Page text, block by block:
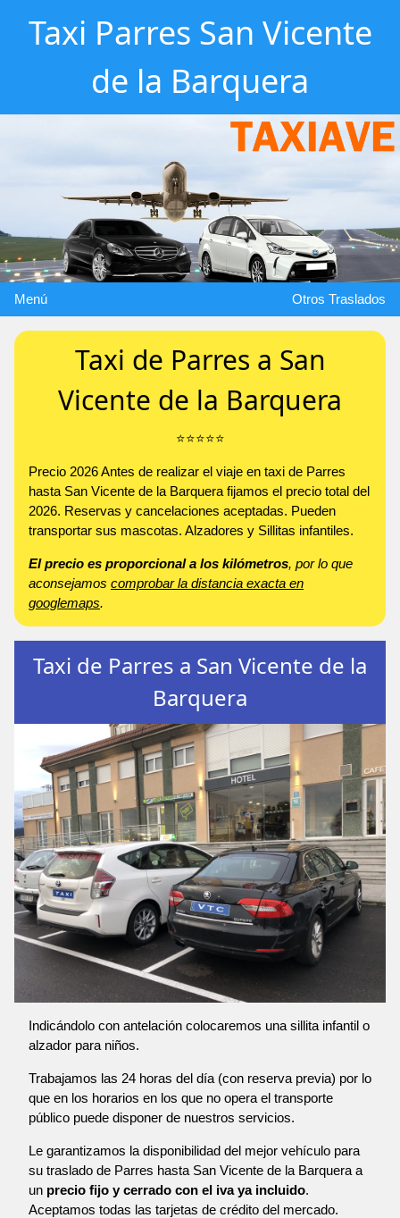
Taxi Parres San Vicente
de la Barquera
Menú Otros Traslados
Taxi de Parres a San
Vicente de la Barquera
⭐️⭐️⭐️⭐️⭐️
Precio 2026 Antes de realizar el viaje en taxi de Parres
hasta San Vicente de la Barquera fijamos el precio total del
2026. Reservas y cancelaciones aceptadas. Pueden
transportar sus mascotas. Alzadores y Sillitas infantiles.
El precio es proporcional a los kilómetros, por lo que
aconsejamos comprobar la distancia exacta en
googlemaps.
Taxi de Parres a San Vicente de la
Barquera
Indicándolo con antelación colocaremos una sillita infantil o
alzador para niños.
Trabajamos las 24 horas del día (con reserva previa) por lo
que en los horarios en los que no opera el transporte
público puede disponer de nuestros servicios.
Le garantizamos la disponibilidad del mejor vehículo para
su traslado de Parres hasta San Vicente de la Barquera a
un precio fijo y cerrado con el iva ya incluido.
Aceptamos todas las tarjetas de crédito del mercado.